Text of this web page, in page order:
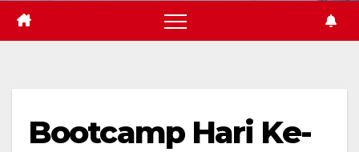
Bootcamp Hari Ke-